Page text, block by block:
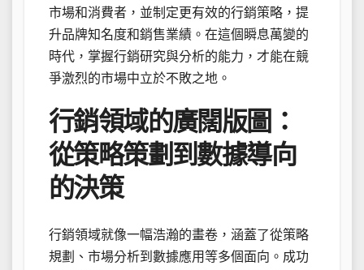
市場和消費者，並制定更有效的行銷策略，提
升品牌知名度和銷售業績。在這個瞬息萬變的
時代，掌握行銷研究與分析的能力，才能在競
爭激烈的市場中立於不敗之地。
行銷領域的廣闊版圖：
從策略策劃到數據導向
的決策
行銷領域就像一幅浩瀚的畫卷，涵蓋了從策略
規劃、市場分析到數據應用等多個面向。成功